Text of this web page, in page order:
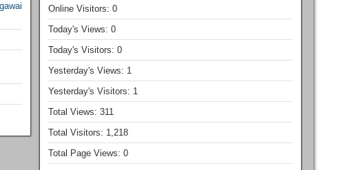
Online Visitors:0
Today's Views:0
Today's Visitors:0
Yesterday's Views: 1
Yesterday's Visitors: 1
Total Views:311
Total Visitors: 1,218
Total Page Views:0